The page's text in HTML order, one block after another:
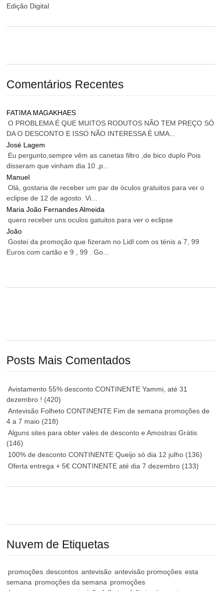
Edição Digital
Comentários Recentes
FATIMA MAGAKHAES
O PROBLEMA É QUE MUITOS RODUTOS NÃO TEM PREÇO SÓ
DA O DESCONTO E ISSO NÃO INTERESSA É UMA...
José Lagem
Eu pergunto,sempre vêm as canetas filtro ,de bico duplo Pois
disseram que vinham dia 10 ,p...
Manuel
Olá, gostaria de receber um par de óculos gratuitos para ver o
eclipse de 12 de agosto. Vi...
Maria João Fernandes Almeida
quero receber uns oculos gatuitos para ver o eclipse
João
Gostei da promoção que fizeram no Lidl com os ténis a 7, 99
Euros com cartão e 9 , 99 . Go...
Posts Mais Comentados
Avistamento 55% desconto CONTINENTE Yammi, até 31
dezembro ! (420)
Antevisão Folheto CONTINENTE Fim de semana promoções de
4 a 7 maio (218)
Alguns sites para obter vales de desconto e Amostras Grátis
(146)
100% de desconto CONTINENTE Queijo só dia 12 julho (136)
Oferta entrega + 5€ CONTINENTE até dia 7 dezembro (133)
Nuvem de Etiquetas
promoções descontos antevisão antevisão promoções esta
semana promoções da semana promoções